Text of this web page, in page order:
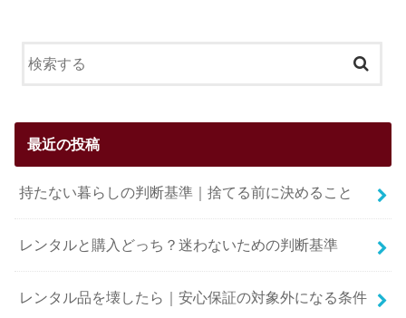
最近の投稿
持たない暮らしの判断基準｜捨てる前に決めること
レンタルと購入どっち？迷わないための判断基準
レンタル品を壊したら｜安心保証の対象外になる条件